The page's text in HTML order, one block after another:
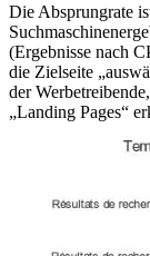
Die Absprungrate
(Ergebnisse nach
die Zielseite
der
„Landing Pages“